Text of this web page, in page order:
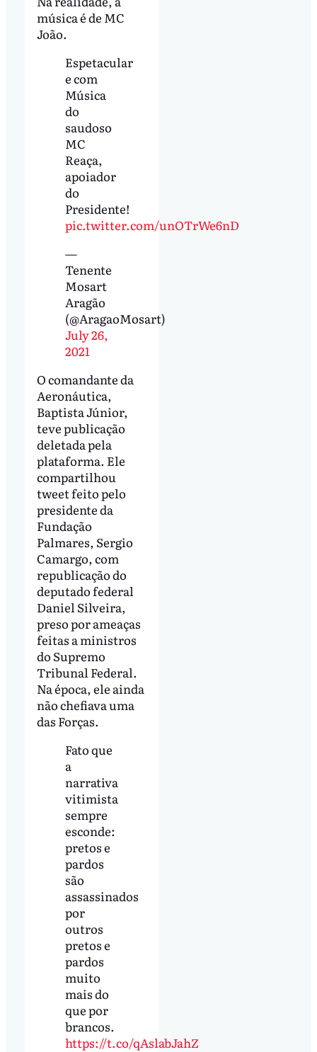
música é de MC
João.
Espetacular
e com
Música
do
saudoso
MC
Reaça,
apoiador
do
Presidente!
pic.twitter.com/unOTrWe6nD
—
Tenente
Mosart
Aragão
(@AragaoMosart)
July 26,
2021
O comandante da
Aeronáutica,
Baptista Júnior,
teve publicação
deletada pela
plataforma. Ele
compartilhou
tweet feito pelo
presidente da
Fundação
Palmares, Sergio
Camargo, com
republicação do
deputado federal
Daniel Silveira,
preso por ameaças
feitas a ministros
do Supremo
Tribunal Federal.
Na época, ele ainda
não chefiava uma
das Forças.
Fato que
a
narrativa
vitimista
sempre
esconde:
pretos e
pardos
são
assassinados
por
outros
pretos e
pardos
muito
mais do
que por
brancos.
https://t.co/qAslabJahZ